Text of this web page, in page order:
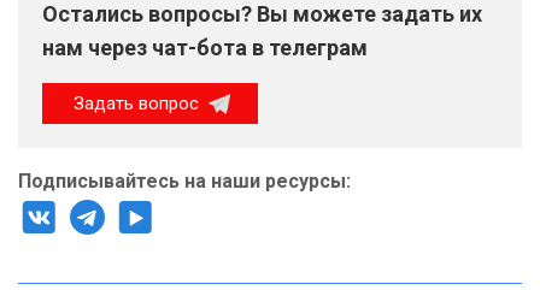
Остались вопросы? Вы можете задать их
нам через чат-бота в телеграм
Задать вопрос
Подписывайтесь на наши ресурсы: